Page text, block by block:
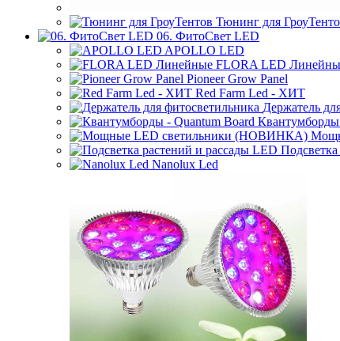
Тюнинг для
06. ФитоСвет LED
APOLLO LED
FLORA LED
Pioneer Grow Panel
Red Farm Led - ХИТ
Держатель
Квантумборды
Nanolux Led